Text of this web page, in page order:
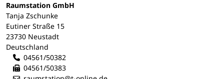
Raumstation GmbH
Tanja Zschunke
Eutiner Straße 15
23730 Neustadt
Deutschland
04561/50382
04561/50383